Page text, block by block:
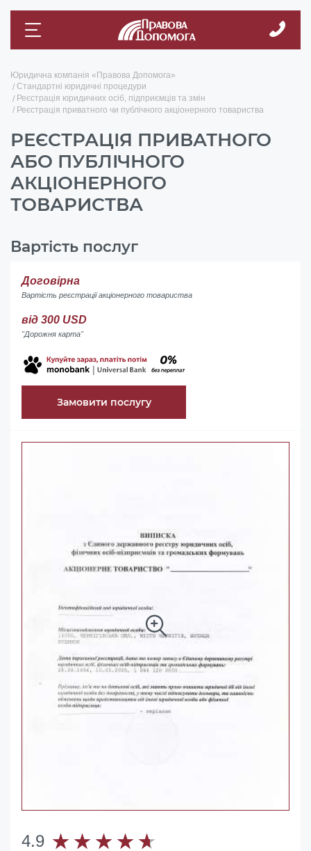
Юридична компанія «Правова Допомога»
Стандартні юридичні процедури
Реєстрація юридичних осіб, підприємців та змін
Реєстрація приватного чи публічного акціонерного товариства
РЕЄСТРАЦІЯ ПРИВАТНОГО
АБО ПУБЛІЧНОГО
АКЦІОНЕРНОГО
ТОВАРИСТВА
Вартість послуг
Договірна
Вартість реєстрації акціонерного товариства
від 300 USD
"Дорожня карта"
Замовити послугу
4.9